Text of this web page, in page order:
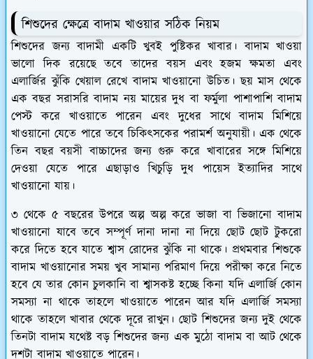
শিশুদের ক্ষেত্রে বাদাম খাওয়ার সঠিক নিয়ম
শিশুদের জন্য বাদামী একটি খুবই পুষ্টিকর খাবার। বাদাম খাওয়া
ভালো দিক রয়েছে তবে তাদের বয়স এবং হজম ক্ষমতা এবং
এলার্জির ঝুঁকি খেয়াল রেখে বাদাম খাওয়ানো উচিত। ছয় মাস থেকে
এক বছর সরাসরি বাদাম নয় মায়ের দুধ বা ফর্মুলা পাশাপাশি বাদাম
পেস্ট করে খাওয়াতে পারেন এবং দুধের সাথে বাদাম মিশিয়ে
খাওয়ানো যেতে পারে তবে চিকিৎসকের পরামর্শ অনুযায়ী। এক থেকে
তিন বছর বয়সী বাচ্চাদের জন্য গুরু করে খাবারের সঙ্গে মিশিয়ে
দেওয়া যেতে পারে এছাড়াও খিচুড়ি দুধ পায়েস ইত্যাদির সাথে
খাওয়ানো যায়।
৩ থেকে ৫ বছরের উপরে অল্প অল্প করে ভাজা বা ভিজানো বাদাম
খাওয়ানো যাবে তবে সম্পূর্ণ দানা দানা না দিয়ে ছোট ছোট টুকরো
করে দিতে হবে যাতে শ্বাস রোদের ঝুঁকি না থাকে। প্রথমবার শিশুকে
বাদাম খাওয়ানোর সময় খুব সামান্য পরিমাণ দিয়ে পরীক্ষা করে নিতে
হবে যে তার কোন চুলকানি বা শ্বাসকষ্ট হচ্ছে কিনা যদি এলার্জি কোন
সমস্যা না থাকে তাহলে খাওয়াতে পারেন আর যদি এলার্জি সমস্যা
থাকে তাহলে খাবার থেকে দূরে রাখুন। ছোট শিশুদের জন্য দুই থেকে
তিনটা বাদাম যথেষ্ট বড় শিশুদের জন্য এক মুঠো বাদাম বা আট থেকে
দশটা বাদাম খাওয়াতে পারেন।